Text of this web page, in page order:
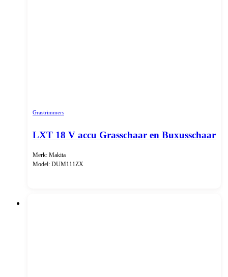
Grastrimmers
LXT 18 V accu Grasschaar en Buxusschaar
Merk: Makita
Model: DUM111ZX